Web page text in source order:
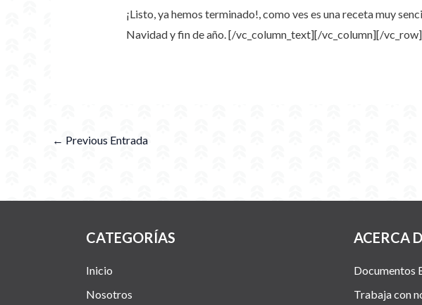
¡Listo, ya hemos terminado!, como ves es una receta muy
Navidad y fin de año. [/vc_column_text][/vc_column][/vc_row]
← Previous Entrada
CATEGORÍAS
Inicio
Nosotros
ACERCA
Documentos
Trabaja con